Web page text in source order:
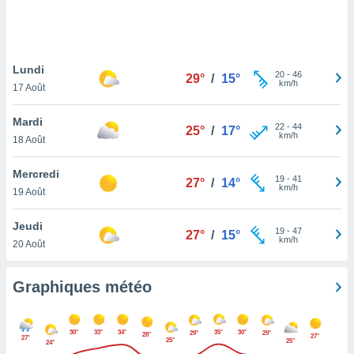
pas
de
à
cas,
que
sur le
ne
Lundi
17 Août
29° / 15° 20- 46
km/h
Mardi
18 Août
25° / 17° 22- 44
km/h
Mercredi
19 Août
27° / 14° 19- 41
km/h
Jeudi
20 Août
27° / 15° 19- 47
km/h
Graphiques météo
27°
24°
30° 33° 34° 28°
25°
29° 35° 30°
29°
25°
27°